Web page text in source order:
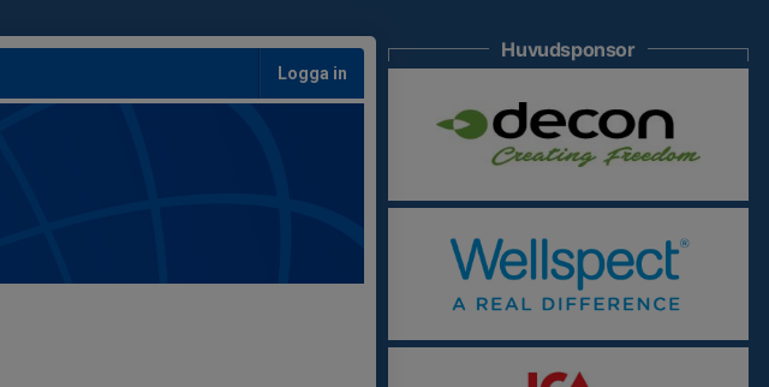
Logga in
Huvudsponsor